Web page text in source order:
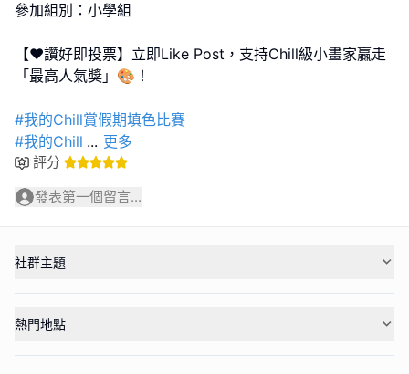
參加組別：小學組
【❤️讚好即投票】立即Like Post，支持Chill級小畫家贏走
「最高人氣獎」🎨！
#我的Chill賞假期填色比賽
#我的Chill ... 更多
評分
發表第一個留言...
社群主題
熱門地點